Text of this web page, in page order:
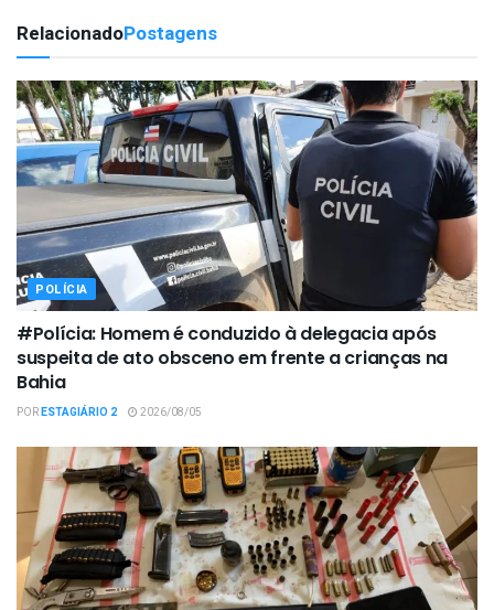
RelacionadoPostagens
POLÍCIA
#Polícia: Homem é conduzido à delegacia após
suspeita de ato obsceno em frente a crianças na
Bahia
PORESTAGIÁRIO 2 2026/08/05